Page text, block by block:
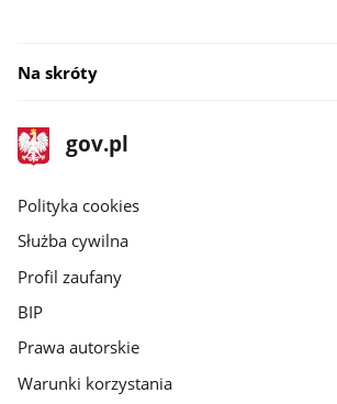
Na skróty
stopka
gov.pl
Strona
gov.pl
gov.pl
Polityka cookies
Służba cywilna
Profil zaufany
BIP
Prawa autorskie
Warunki korzystania